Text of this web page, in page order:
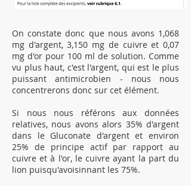
On constate donc que nous avons 1,068
mg d'argent, 3,150 mg de cuivre et 0,07
mg d'or pour 100 ml de solution. Comme
vu plus haut, c'est l'argent, qui est le plus
puissant antimicrobien - nous nous
concentrerons donc sur cet élément.
Si nous nous référons aux données
relatives, nous avons alors 35% d'argent
dans le Gluconate d'argent et environ
25% de principe actif par rapport au
cuivre et à l'or, le cuivre ayant la part du
lion puisqu'avoisinnant les 75%.